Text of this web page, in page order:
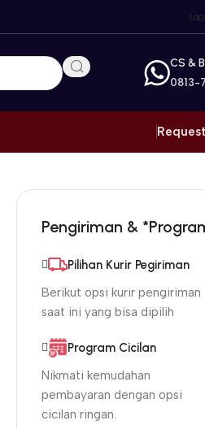
CS &
0813-
Pengiriman &
Pilihan Kurir Pegiriman
Berikut opsi kurir pengiriman
saat ini yang bisa dipilih
Program Cicilan
Nikmati kemudahan
pembayaran dengan opsi
cicilan ringan.